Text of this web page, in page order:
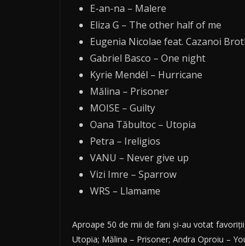
E-an-na – Malere
Eliza G – The other half of me
Eugenia Nicolae feat. Cazanoi
Gabriel Basco – One night
Kyrie Mendél – Hurricane
Mălina – Prisoner
MOISE – Guilty
Oana Tăbultoc – Utopia
Petra – Ireligios
VANU – Never give up
Vizi Imre – Sparrow
WRS – Llamame
Aproape 50 de mii de fani și-au votat
Utopia; Mălina – Prisoner; Andra Oproiu –